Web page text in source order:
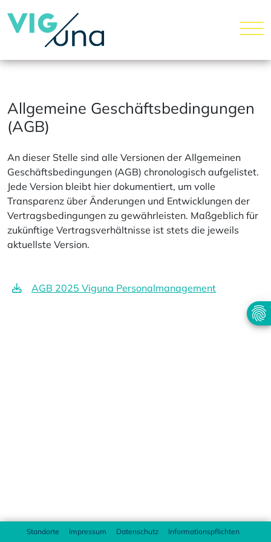
Allgemeine Geschäftsbedingungen
(AGB)
An dieser Stelle sind alle Versionen der Allgemeinen
Geschäftsbedingungen (AGB) chronologisch aufgelistet.
Jede Version bleibt hier dokumentiert, um volle
Transparenz über Änderungen und Entwicklungen der
Vertragsbedingungen zu gewährleisten. Maßgeblich für
zukünftige Vertragsverhältnisse ist stets die jeweils
aktuellste Version.
AGB 2025 Viguna Personalmanagement
Standorte Impressum Datenschutz Informationspflichten